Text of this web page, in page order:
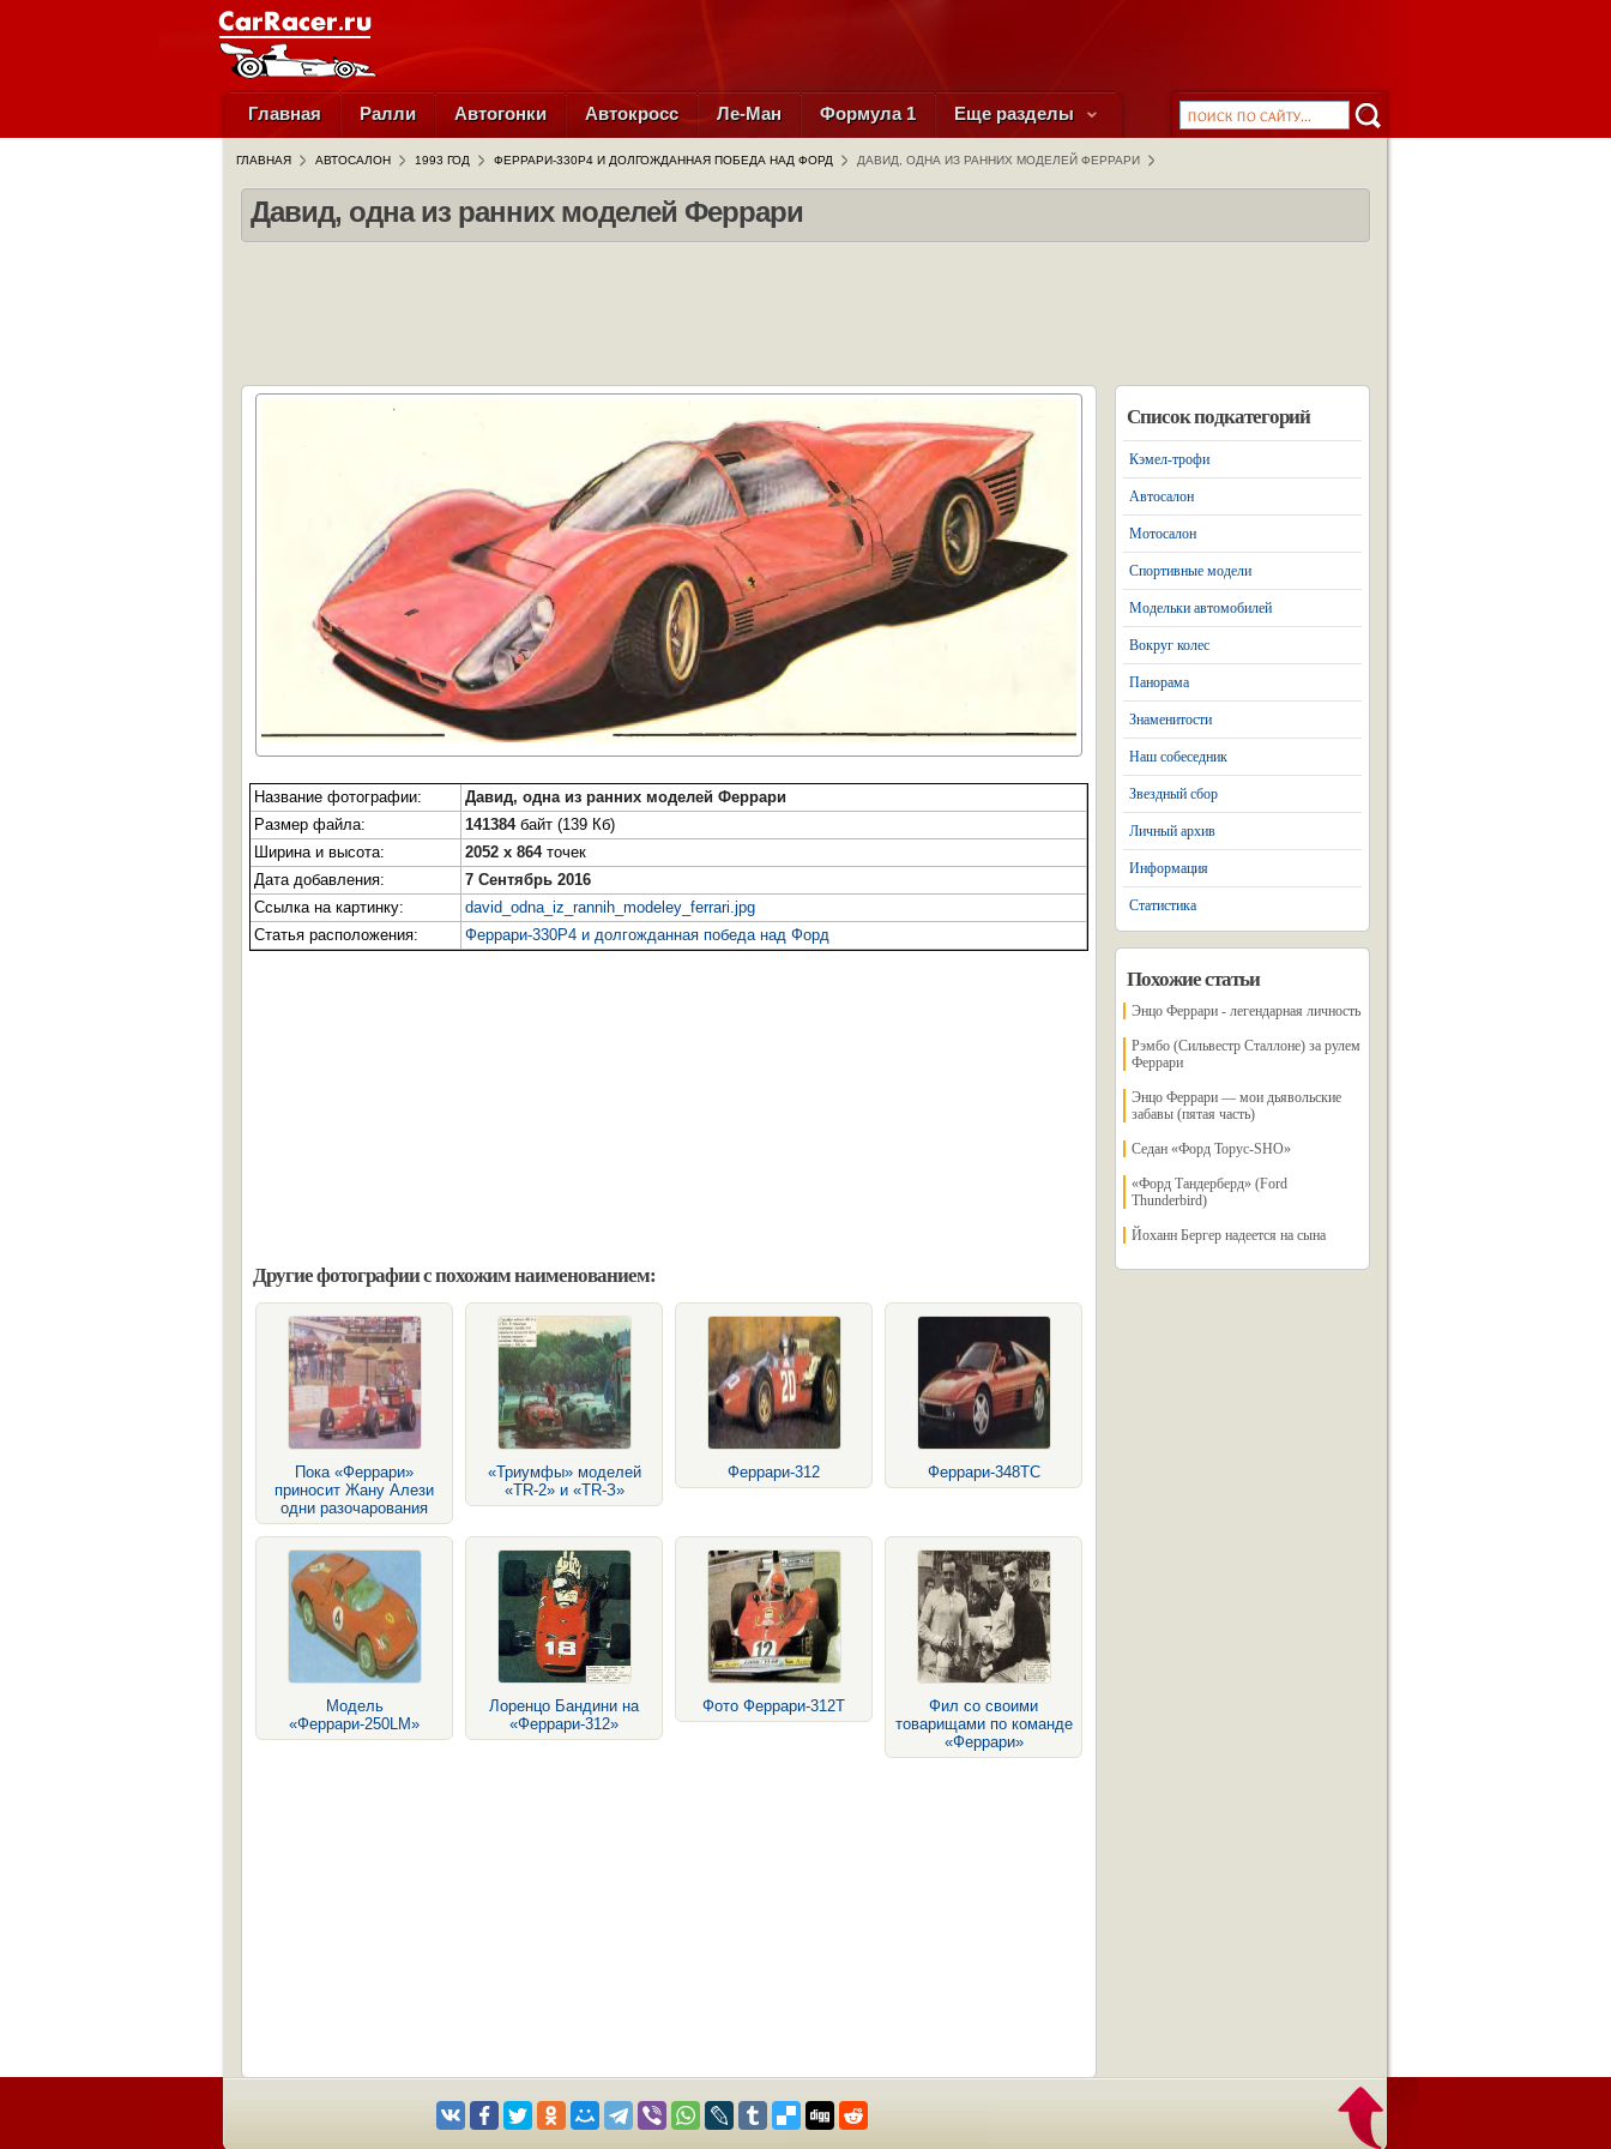
Главная Ралли Автогонки Автокросс Ле-Ман Формула 1 Еще разделы
ГЛАВНАЯ АВТОСАЛОН 1993 ГОД ФЕРРАРИ-330Р4 И ДОЛГОЖДАННАЯ ПОБЕДА НАД ФОРД ДАВИД, ОДНА ИЗ РАННИХ МОДЕЛЕЙ ФЕРРАРИ
Давид, одна из ранних моделей Феррари
Название фотографии:
Давид, одна из ранних моделей Феррари
Размер файла:
141384байт (139 Кб)
Ширина и высота:
2052 x 864точек
Дата добавления:
7 Сентябрь 2016
Ссылка на картинку:
david_odna_iz_rannih_modeley_ferrari.jpg
Статья расположения:
Феррари-330Р4 и долгожданная победа над Форд
Другие фотографии с похожим наименованием:
Пока «Феррари»
приносит Жану Алези
одни разочарования
«Триумфы» моделей
«TR-2» и «TR-З»
Феррари-312 Феррари-348ТС
Модель
«Феррари-250LМ»
Лоренцо Бандини на
«Феррари-312»
Фото Феррари-312Т
Фил со своими
товарищами по команде
«Феррари»
Список подкатегорий
Кэмел-трофи
Автосалон
Мотосалон
Спортивные модели
Модельки автомобилей
Вокруг колес
Панорама
Знаменитости
Наш собеседник
Звездный сбор
Личный архив
Информация
Статистика
Похожие статьи
Энцо Феррари - легендарная личность
Рэмбо (Сильвестр Сталлоне) за рулем
Феррари
Энцо Феррари — мои дьявольские
забавы (пятая часть)
Седан «Форд Торус-SHO»
«Форд Тандерберд» (Ford
Thunderbird)
Йоханн Бергер надеется на сына